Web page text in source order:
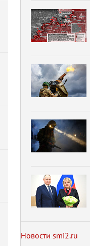
Новости smi2.ru